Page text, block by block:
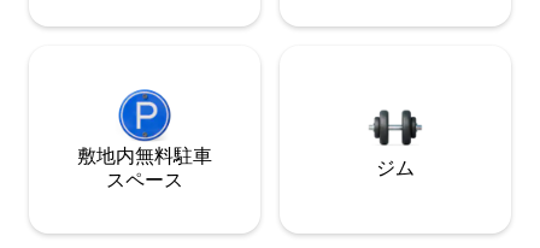
敷地内無料駐⁠車
ス⁠ペ⁠ー⁠ス
ジム